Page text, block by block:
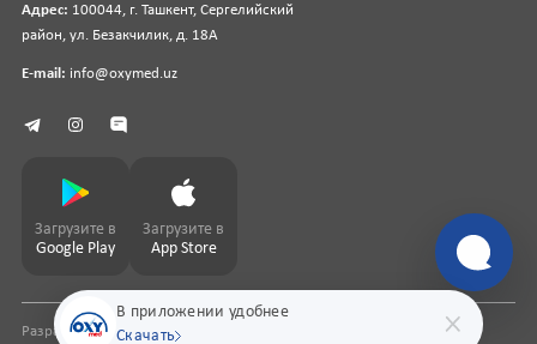
В приложении удобнее
Скачать
Адрес: 100044, г. Ташкент, Сергелийский
район, ул. Безакчилик, д. 18А
E-mail: info@oxymed.uz
Загрузите в
Google Play
Загрузите в
App Store
Разработка сайтаpharmit.uz